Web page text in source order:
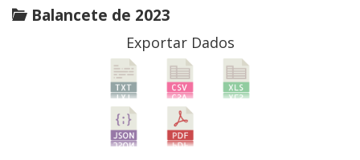
Balancete de 2023
Exportar Dados